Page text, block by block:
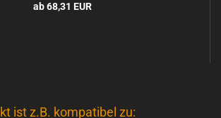
ab 68,31 EUR
ist z.B. kompatibel zu: